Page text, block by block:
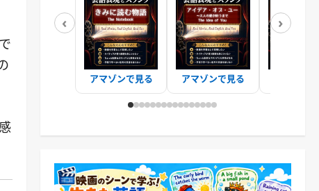
‹
アマゾンで見る アマゾンで見る
›